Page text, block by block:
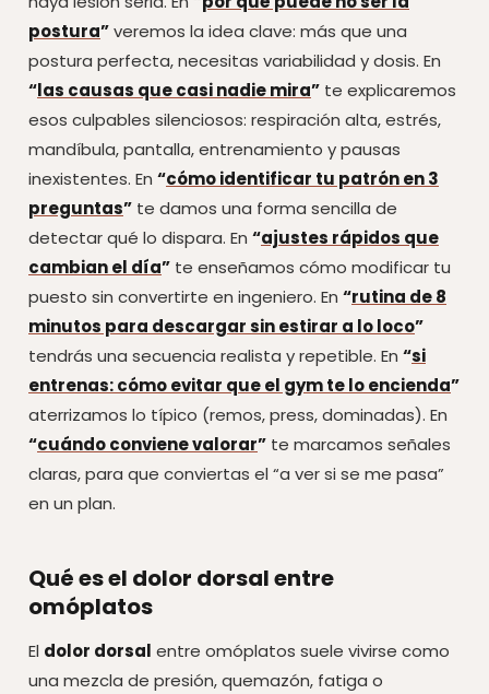
postura”veremos la idea clave: más que una
postura perfecta, necesitas variabilidad y dosis. En
“las causas que casi nadie mira” te explicaremos
esos culpables silenciosos: respiración alta, estrés,
mandíbula, pantalla, entrenamiento y pausas
inexistentes. En “cómo identificar tu patrón en 3
preguntas” te damos una forma sencilla de
detectar qué lo dispara. En “ajustes rápidos que
cambian el día” te enseñamos cómo modificar tu
puesto sin convertirte en ingeniero. En “rutina de 8
minutos para descargar sin estirar a lo loco”
tendrás una secuencia realista y repetible. En “si
entrenas: cómo evitar que el gym te lo encienda”
aterrizamos lo típico (remos, press, dominadas). En
“cuándo conviene valorar” te marcamos señales
claras, para que conviertas el “a ver si se me pasa”
en un plan.
Qué es el dolor dorsal entre
omóplatos
El dolor dorsal entre omóplatos suele vivirse como
una mezcla de presión, quemazón, fatiga o